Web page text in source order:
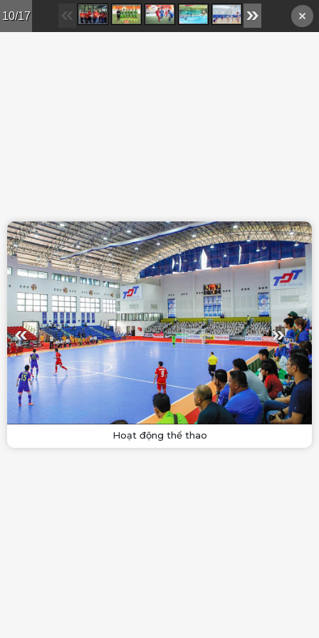
Skip to main content
10/17
Hoạt động thể thao